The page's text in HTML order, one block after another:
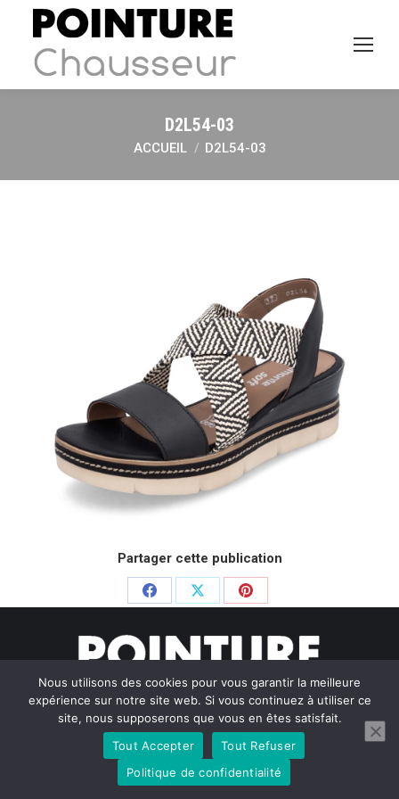
D2L54-03
Vous êtes ici :
ACCUEIL D2L54-03
Partager cette publication
Partager
Facebook
PartagerPartager
Pinterest
© Pointure Chausseurs - 2020. Dream-Theme — truly
WordPress themes
Menu BAS
Nous utilisons des cookies pour vous garantir la meilleure
expérience sur notre site web. Si vous continuez à utiliser ce
site, nous supposerons que vous en êtes satisfait.
Tout Accepter
Tout Refuser
Politique de confidentialité